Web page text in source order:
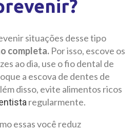
situações desse tipo
completa. Por isso, escove os
ao dia, use o fio dental de
a escova de dentes de
disso, evite alimentos ricos
regularmente.
essas você reduz